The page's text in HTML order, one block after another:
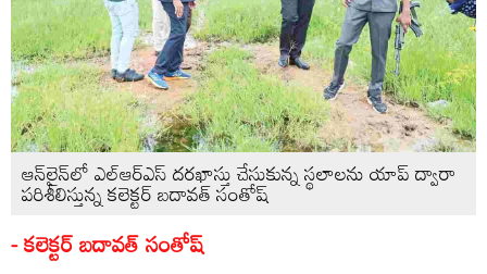
ఆన్‌లైన్‌లో ఎల్‌ఆర్‌ఎస్‌ దరఖాస్తు చేసుకున్న స్థలాలను యాప్‌ ద్వారా
పరిశీలిస్తున్న కలెక్టర్‌ బదావత్‌ సంతోష్‌
- కలెక్టర్‌ బదావత్‌ సంతోష్‌